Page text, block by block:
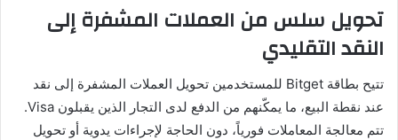
تحويل سلس من العملات المشفرة إلى
النقد التقليدي
تتيح بطاقة Bitget للمستخدمين تحويل العملات المشفرة إلى نقد
عند نقطة البيع، ما يمكّنهم من الدفع لدى التجار الذين يقبلون Visa.
تتم معالجة المعاملات فورياً، دون الحاجة لإجراءات يدوية أو تحويل